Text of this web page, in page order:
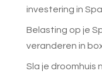
investering in
Belasting op je
veranderen in
Sla je droomhuis